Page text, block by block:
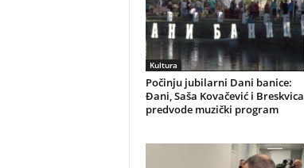
Kultura
Počinju jubilarni Dani banice:
Đani, Saša Kovačević i Breskvica
predvode muzički program